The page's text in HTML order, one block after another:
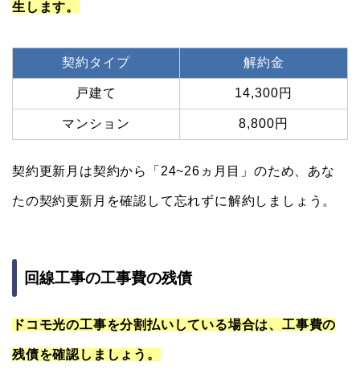
生します。
契約タイプ 解約金
戸建て 14,300円
マンション 8,800円
契約更新月は契約から「24~26ヵ月目」のため、あな
たの契約更新月を確認して忘れずに解約しましょう。
回線工事の工事費の残債
ドコモ光の工事を分割払いしている場合は、工事費の
残債を確認しましょう。